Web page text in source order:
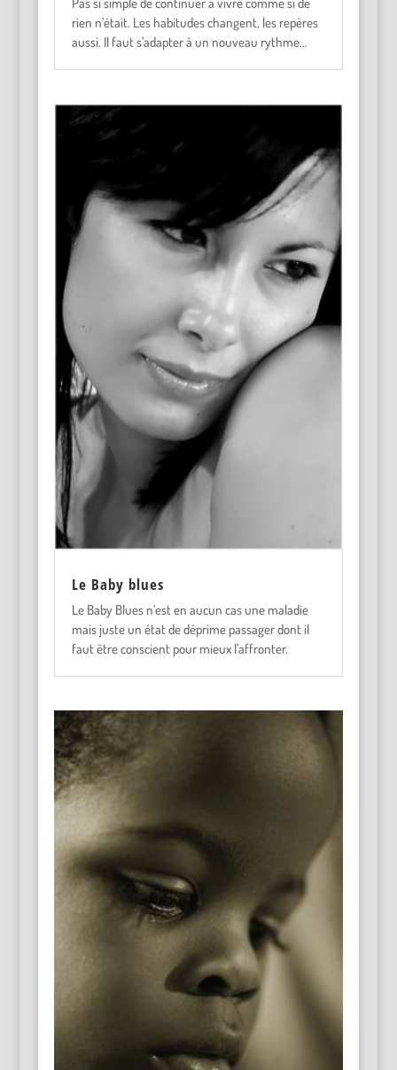
Pas si simple de continuer à vivre comme si de
rien n’était. Les habitudes changent, les repères
aussi. Il faut s’adapter à un nouveau rythme…
Le Baby blues
Le Baby Blues n’est en aucun cas une maladie
mais juste un état de déprime passager dont il
faut être conscient pour mieux l’affronter.